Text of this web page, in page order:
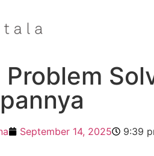
September 14, 2025 9:39